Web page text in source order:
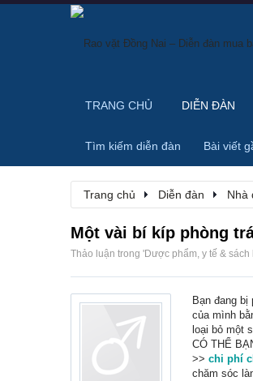
Trang chủ Diễn đàn Nhà
Một vài bí kíp phòng
Thảo luận trong 'Dược phẩm, y tế & sách
Bạn đang
của mình
loại bỏ một
CÓ THỂ
>> chi phí
chăm sóc
TRANG CHỦ DIỄN ĐÀN
Tìm kiếm diễn đàn Bài viết